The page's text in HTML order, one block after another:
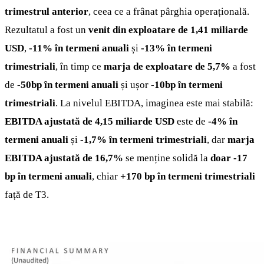
trimestrul anterior, ceea ce a frânat pârghia operațională.
Rezultatul a fost un venit din exploatare de 1,41 miliarde
USD, -11% în termeni anuali și -13% în termeni
trimestriali, în timp ce marja de exploatare de 5,7% a fost
de -50bp în termeni anuali și ușor -10bp în termeni
trimestriali. La nivelul EBITDA, imaginea este mai stabilă:
EBITDA ajustată de 4,15 miliarde USD este de -4% în
termeni anuali și -1,7% în termeni trimestriali, dar marja
EBITDA ajustată de 16,7% se menține solidă la doar -17
bp în termeni anuali, chiar +170 bp în termeni trimestriali
față de T3.